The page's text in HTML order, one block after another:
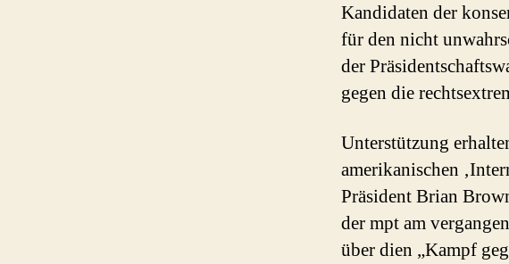
Kandidaten der
für den nicht
der
gegen die
Unterstützung
amerikanischen
Präsident Brian
der mpt am
über dien „Kampf